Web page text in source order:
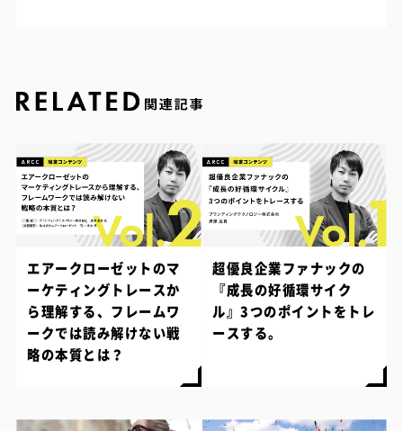
エアークローゼットのマ
ーケティングトレースか
ら理解する、フレームワ
ークでは読み解けない戦
略の本質とは？
超優良企業ファナックの
『成長の好循環サイク
ル』3つのポイントをトレ
ースする。